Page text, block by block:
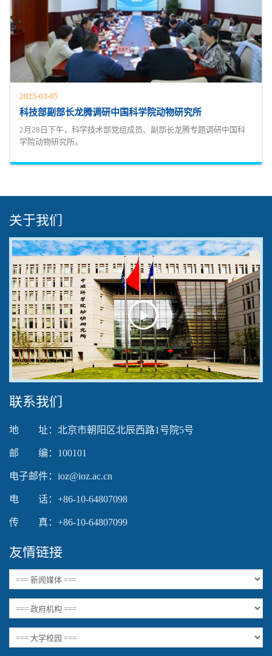
2025-03-05
科技部副部长龙腾调研中国科学院动物研究所
2月28日下午，科学技术部党组成员、副部长龙腾专题调研中国科
学院动物研究所。
关于我们
Play
Video
联系我们
地 址：北京市朝阳区北辰西路1号院5号
邮 编：100101
电子邮件：ioz@ioz.ac.cn
电 话：+86-10-64807098
传 真：+86-10-64807099
友情链接